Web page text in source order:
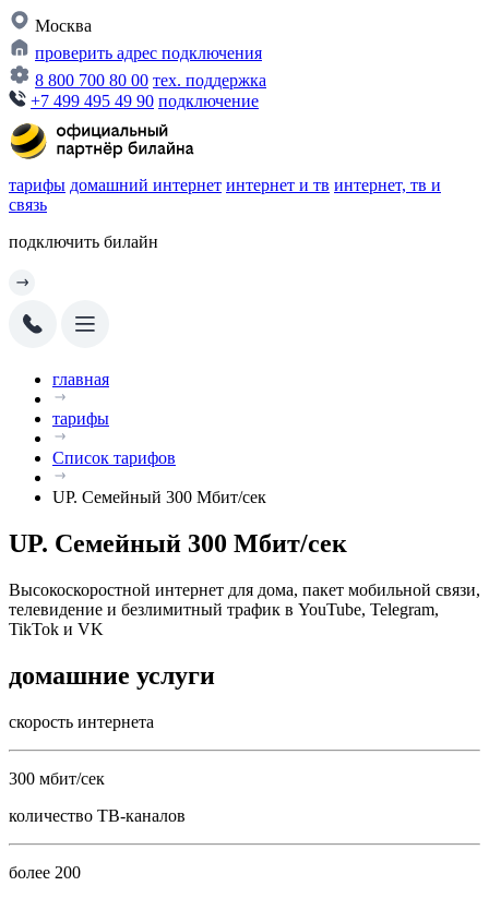
Москва
проверить адрес подключения
8 800 700 80 00 тех. поддержка
+7 499 495 49 90 подключение
тарифы домашний интернет интернет и тв интернет, тв и
связь
подключить билайн
главная
тарифы
Список тарифов
UP. Семейный 300 Мбит/сек
UP. Семейный 300 Мбит/сек
Высокоскоростной интернет для дома, пакет мобильной связи,
телевидение и безлимитный трафик в YouTube, Telegram,
TikTok и VK
домашние услуги
скорость интернета
300 мбит/сек
количество ТВ-каналов
более 200